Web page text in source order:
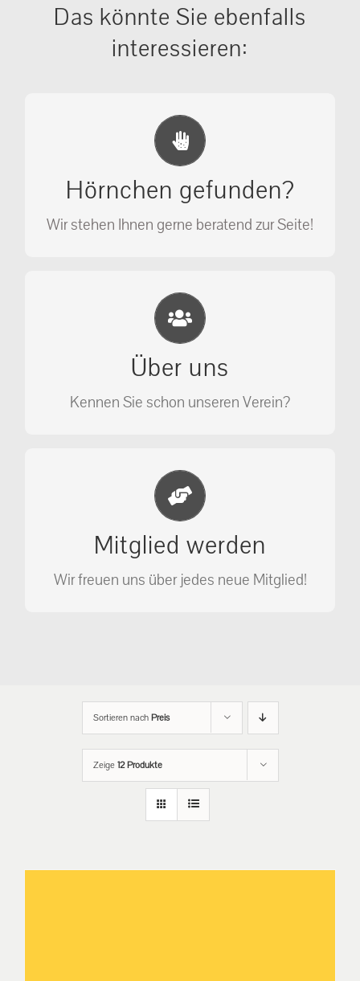
Das könnte Sie ebenfalls
interessieren:
Hörnchen gefunden?
Wir stehen Ihnen gerne beratend zur Seite!
Erste Hilfe Maßnahmen
Ihr Anruf kann Leben retten!
Über uns
Kennen Sie schon unseren Verein?
Eichhörnchen Schutz e.V.
Wir sehen nicht weg, wir retten!
Mitglied werden
Wir freuen uns über jedes neue Mitglied!
Jetzt Mitglied werden
Unterstützen Sie unseren Verein als
Mitglied.
MITGLIED WERDEN
Sortieren nach Preis
Zeige 12 Produkte